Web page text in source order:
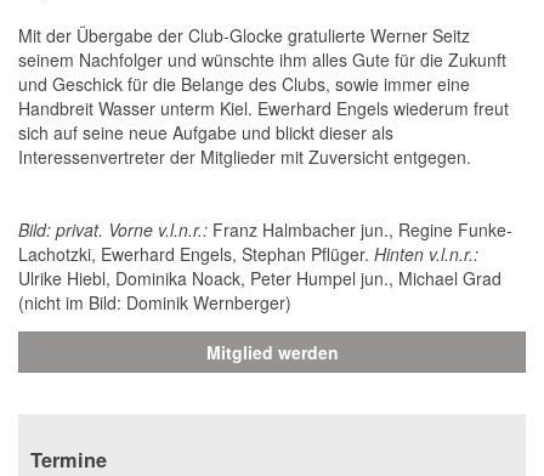
Mit der Übergabe der Club-Glocke gratulierte Werner Seitz
seinem Nachfolger und wünschte ihm alles Gute für die Zukunft
und Geschick für die Belange des Clubs, sowie immer eine
Handbreit Wasser unterm Kiel. Ewerhard Engels wiederum freut
sich auf seine neue Aufgabe und blickt dieser als
Interessenvertreter der Mitglieder mit Zuversicht entgegen.
Bild: privat. Vorne v.l.n.r.: Franz Halmbacher jun., Regine Funke-
Lachotzki, Ewerhard Engels, Stephan Pflüger. Hinten v.l.n.r.:
Ulrike Hiebl, Dominika Noack, Peter Humpel jun., Michael Grad
(nicht im Bild: Dominik Wernberger)
Mitglied werden
Termine